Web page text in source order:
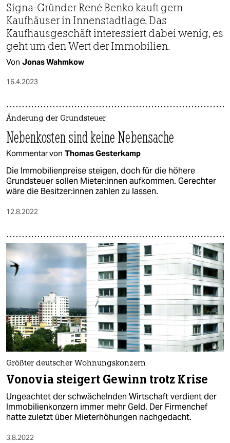
Signa-Gründer René Benko kauft gern
Kaufhäuser in Innenstadtlage. Das
Kaufhausgeschäft interessiert dabei wenig, es
geht um den Wert der Immobilien.
Von Jonas Wahmkow
16.4.2023
Änderung der Grundsteuer
Nebenkosten sind keine Nebensache
Kommentar von Thomas Gesterkamp
Die Immobilienpreise steigen, doch für die höhere
Grundsteuer sollen Mie­te­r:in­nen aufkommen. Gerechter
wäre die Be­sit­ze­r:in­nen zahlen zu lassen.
12.8.2022
Größter deutscher Wohnungskonzern
Vonovia steigert Gewinn trotz Krise
Ungeachtet der schwächelnden Wirtschaft verdient der
Immobilienkonzern immer mehr Geld. Der Firmenchef
hatte zuletzt über Mieterhöhungen nachgedacht.
3.8.2022